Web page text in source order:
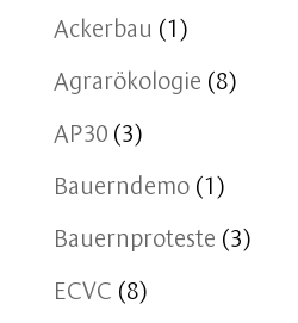
Ackerbau (1)
Agrarökologie (8)
AP30(3)
Bauerndemo(1)
Bauernproteste (3)
ECVC (8)